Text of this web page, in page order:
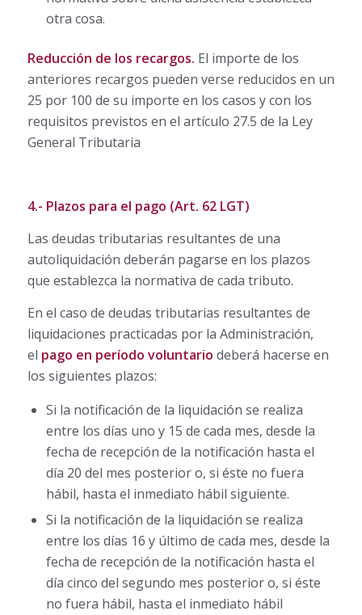
otra cosa.
Reducción de los recargos. El importe de los
anteriores recargos pueden verse reducidos en un
25 por 100 de su importe en los casos y con los
requisitos previstos en el artículo 27.5 de la Ley
General Tributaria
4.- Plazos para el pago (Art. 62 LGT)
Las deudas tributarias resultantes de una
autoliquidación deberán pagarse en los plazos
que establezca la normativa de cada tributo.
En el caso de deudas tributarias resultantes de
liquidaciones practicadas por la Administración,
el pago en período voluntario deberá hacerse en
los siguientes plazos:
Si la notificación de la liquidación se realiza
entre los días uno y 15 de cada mes, desde la
fecha de recepción de la notificación hasta el
día 20 del mes posterior o, si éste no fuera
hábil, hasta el inmediato hábil siguiente.
Si la notificación de la liquidación se realiza
entre los días 16 y último de cada mes, desde la
fecha de recepción de la notificación hasta el
día cinco del segundo mes posterior o, si éste
no fuera hábil, hasta el inmediato hábil